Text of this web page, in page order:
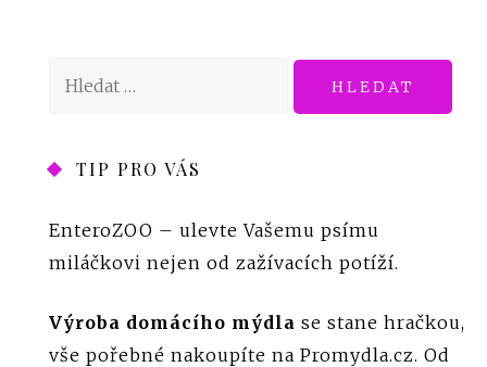
TIP PRO VÁS
EnteroZOO – ulevte Vašemu psímu
miláčkovi nejen od zažívacích potíží.
Výroba domácího mýdla se stane hračkou,
vše pořebné nakoupíte na Promydla.cz. Od